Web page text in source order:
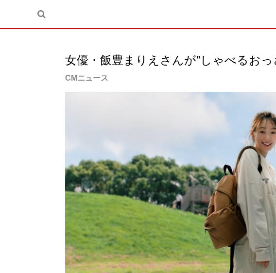
女優・飯豊まりえさんが”しゃべるお
CMニュース